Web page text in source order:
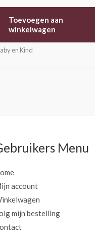
Toevoegen aan
winkelwagen
en Kind
Menu
account
mijn bestelling